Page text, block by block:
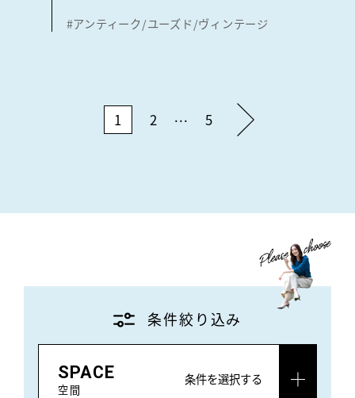
#アンティーク/ユーズド/ヴィンテージ
1 2 ... 5
条件絞り込み
SPACE
空間
条件を選択する